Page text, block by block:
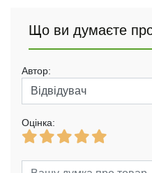
Що ви думаєте
Автор:
Оцінка: